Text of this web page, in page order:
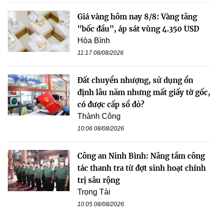
Giá vàng hôm nay 8/8: Vàng tăng
"bốc đầu", áp sát vùng 4.350 USD
Hòa Bình
11:17 08/08/2026
Đất chuyển nhượng, sử dụng ổn
định lâu năm nhưng mất giấy tờ gốc,
có được cấp sổ đỏ?
Thành Công
10:06 08/08/2026
Công an Ninh Bình: Nâng tầm công
tác thanh tra từ đợt sinh hoạt chính
trị sâu rộng
Trọng Tài
10:05 08/08/2026